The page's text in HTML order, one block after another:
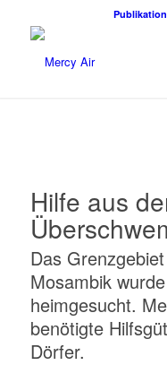
Hilfe aus
Das
Mosambik
heimgesucht.
benötigte
Dörfer.